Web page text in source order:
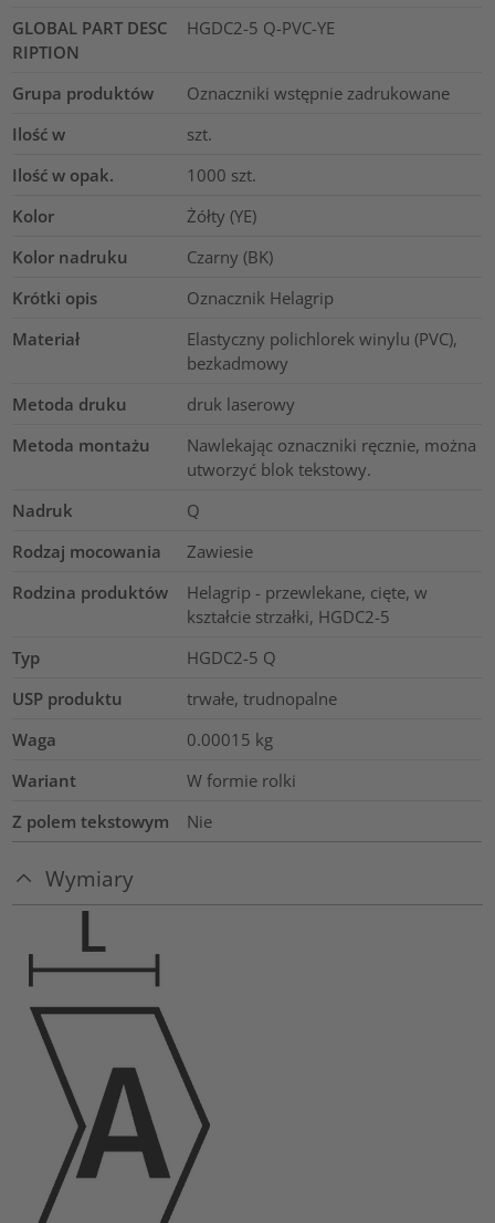
GLOBAL PART DESC
RIPTION
HGDC2-5 Q-PVC-YE
Grupa produktów
Oznaczniki wstępnie zadrukowane
Ilość w
szt.
Ilość w opak.
1000 szt.
Kolor
Żółty (YE)
Kolor nadruku
Czarny (BK)
Krótki opis
Oznacznik Helagrip
Materiał
Elastyczny polichlorek winylu (PVC),
bezkadmowy
Metoda druku
druk laserowy
Metoda montażu
Nawlekając oznaczniki ręcznie, można
utworzyć blok tekstowy.
Nadruk
Q
Rodzaj mocowania
Zawiesie
Rodzina produktów
Helagrip - przewlekane, cięte, w
kształcie strzałki, HGDC2-5
Typ
HGDC2-5 Q
USP produktu
trwałe, trudnopalne
Waga
0.00015 kg
Wariant
W formie rolki
Z polem tekstowym
Nie
Wymiary